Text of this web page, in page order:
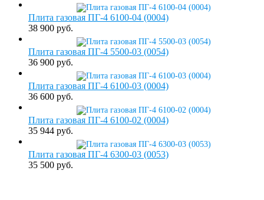
Плита газовая ПГ-4 6100-04 (0004)
38 900 руб.
Плита газовая ПГ-4 5500-03 (0054)
36 900 руб.
Плита газовая ПГ-4 6100-03 (0004)
36 600 руб.
Плита газовая ПГ-4 6100-02 (0004)
35 944 руб.
Плита газовая ПГ-4 6300-03 (0053)
35 500 руб.